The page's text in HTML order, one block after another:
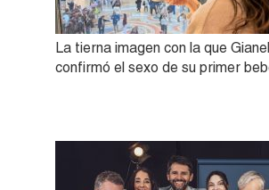
La tierna imagen con la que
confirmó el sexo de su primer